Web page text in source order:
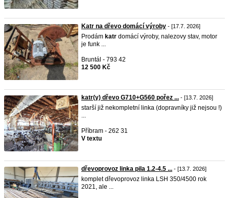
Katr na dřevo domácí výroby - [17.7. 2026]
Prodám katr domácí výroby, nalezovy stav, motor
je funk ...
Bruntál - 793 42
12 500 Kč
katr(y) dřevo G710+G560 pořez ... - [13.7. 2026]
starší již nekompletní linka (dopravníky již nejsou !)
...
Příbram - 262 31
V textu
dřevoprovoz linka pila 1.2-4.5 ... - [13.7. 2026]
komplet dřevoprovoz linka LSH 350/4500 rok
2021, ale ...